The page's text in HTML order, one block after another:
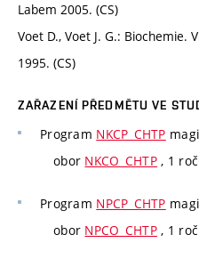
Labem 2005. (CS)
Voet D., Voet J. G.: Biochemie.
1995. (CS)
ZAŘAZENÍ PŘEDMĚTU VE
Program NKCP_CHTP
obor NKCO_CHTP, 1
Program NPCP_CHTP
obor NPCO_CHTP, 1